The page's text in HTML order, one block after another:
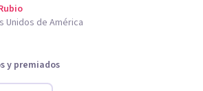
Unidos de América
y premiados